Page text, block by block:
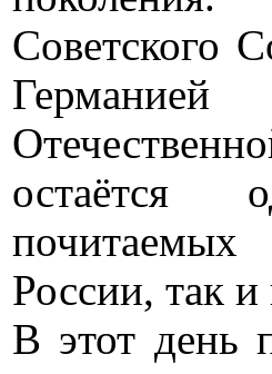
Советского
России, так
В этот день